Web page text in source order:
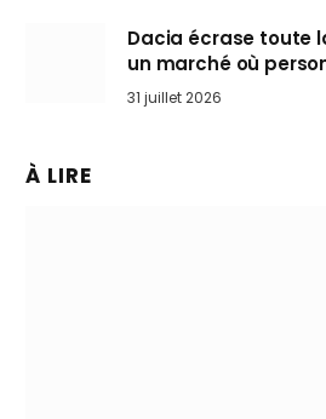
Dacia écrase toute
un marché où
31 juillet 2026
À LIRE